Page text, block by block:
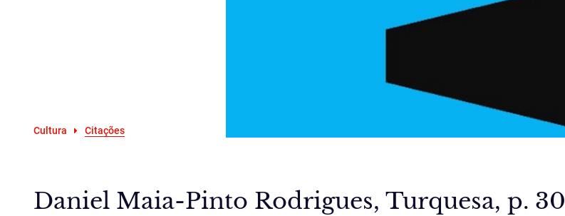
Cultura Citações
Daniel Maia-Pinto Rodrigues, Turquesa, p. 30